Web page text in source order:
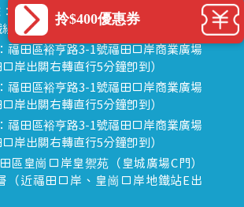
福田區福田口岸正對面，海悅華城
落馬洲站出關對面即到）
福田區裕亨路3-1號福田口岸商業廣場
岸出關右轉直行5分鐘即到）
福田區裕亨路3-1號福田口岸商業廣場
岸出關右轉直行5分鐘即到）
福田區裕亨路3-1號福田口岸商業廣場
岸出關右轉直行5分鐘即到）
區皇崗口岸皇禦苑（皇城廣場C門）
（近福田口岸、皇崗口岸地鐵站E出
拎$400優惠券